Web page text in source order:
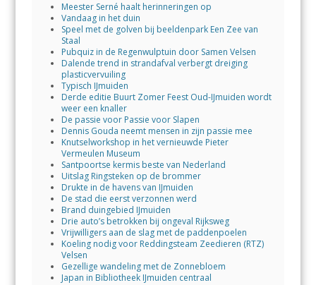
Meester Serné haalt herinneringen op
Vandaag in het duin
Speel met de golven bij beeldenpark Een Zee van
Staal
Pubquiz in de Regenwulptuin door Samen Velsen
Dalende trend in strandafval verbergt dreiging
plasticvervuiling
Typisch IJmuiden
Derde editie Buurt Zomer Feest Oud-IJmuiden wordt
weer een knaller
De passie voor Passie voor Slapen
Dennis Gouda neemt mensen in zijn passie mee
Knutselworkshop in het vernieuwde Pieter
Vermeulen Museum
Santpoortse kermis beste van Nederland
Uitslag Ringsteken op de brommer
Drukte in de havens van IJmuiden
De stad die eerst verzonnen werd
Brand duingebied IJmuiden
Drie auto’s betrokken bij ongeval Rijksweg
Vrijwilligers aan de slag met de paddenpoelen
Koeling nodig voor Reddingsteam Zeedieren (RTZ)
Velsen
Gezellige wandeling met de Zonnebloem
Japan in Bibliotheek IJmuiden centraal